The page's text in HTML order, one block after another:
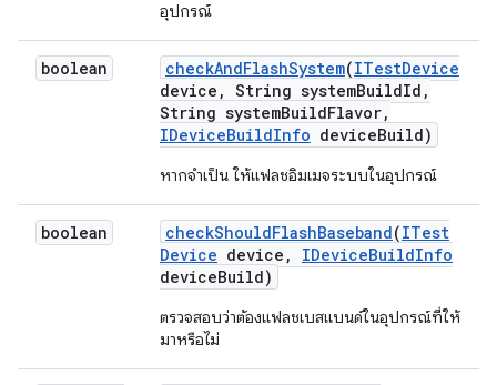
อุปกรณ์
boolean checkAndFlashSystem(ITestDevice
device , String systemBuildId ,
String systemBuildFlavor,
IDeviceBuildInfo deviceBuild)
หากจำเป็น ให้แฟลชอิมเมจระบบในอุปกรณ์
boolean checkShouldFlashBaseband(ITest
Device device , IDeviceBuildInfo
deviceBuild)
ตรวจสอบว่าต้องแฟลชเบสแบนด์ในอุปกรณ์ที่ให้
มาหรือไม่